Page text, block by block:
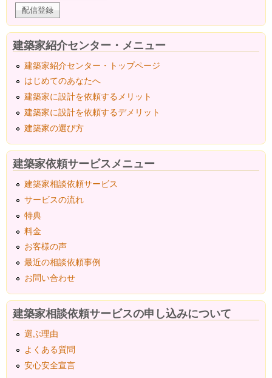
建築家紹介センター・メニュー
建築家紹介センター・トップページ
はじめてのあなたへ
建築家に設計を依頼するメリット
建築家に設計を依頼するデメリット
建築家の選び方
建築家依頼サービスメニュー
建築家相談依頼サービス
サービスの流れ
特典
料金
お客様の声
最近の相談依頼事例
お問い合わせ
建築家相談依頼サービスの申し込みについて
選ぶ理由
よくある質問
安心安全宣言